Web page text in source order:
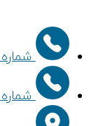
شماره
شماره